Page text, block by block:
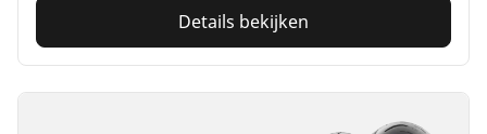
Details bekijken